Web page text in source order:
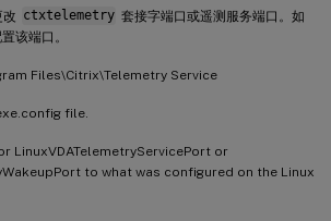
ctxtelemetry 套接字端口或遥测服务端口。如
该端口。
Files\Citrix\Telemetry Service
file.
LinuxVDATelemetryServicePort or
to what was configured on the Linux